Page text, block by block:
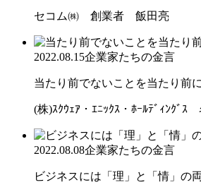
セコム㈱ 創業者 飯田亮
2022.08.15企業家たちの金言
当たり前でないことを当たり前
(株)ｽｸｳｪｱ・ｴﾆｯｸｽ・ﾎｰﾙﾃﾞｨﾝｸﾞ
2022.08.08企業家たちの金言
ビジネスには「理」と「情」の